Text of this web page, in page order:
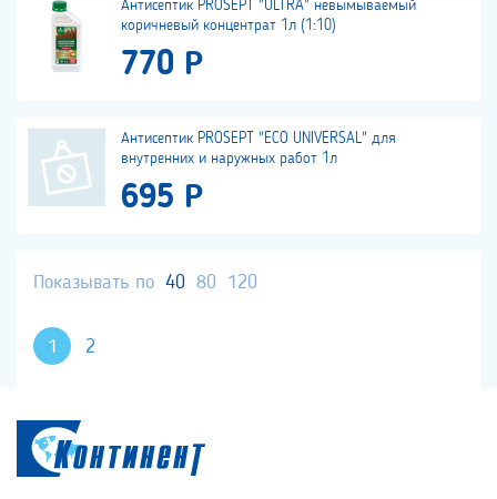
Антисептик PROSEPT "ULTRA" невымываемый
коричневый концентрат 1л (1:10)
770 Р
Антисептик PROSEPT "ECO UNIVERSAL" для
внутренних и наружных работ 1л
695 Р
Показывать по 40 80 120
1 2